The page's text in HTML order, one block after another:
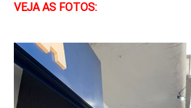
VEJA AS FOTOS: